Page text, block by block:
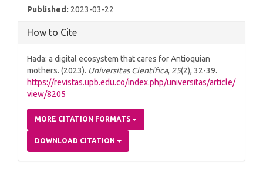
Published: 2023-03-22
How to Cite
Hada: a digital ecosystem that cares for Antioquian
mothers. (2023). Universitas Científica, 25(2), 32-39.
https://revistas.upb.edu.co/index.php/universitas/article/
view/8205
MORE CITATION FORMATS
DOWNLOAD CITATION